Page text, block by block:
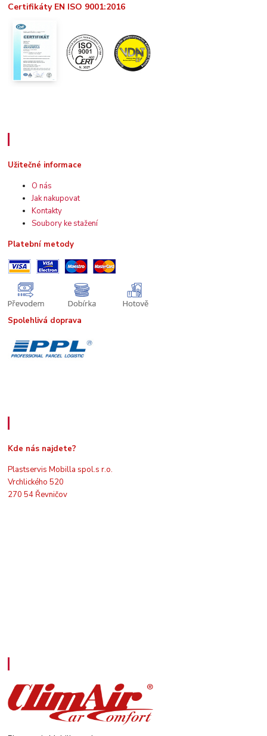
Certifikáty EN ISO 9001:2016
Užitečné informace
O nás
Jak nakupovat
Kontakty
Soubory ke stažení
Platební metody
Spolehlivá doprava
Kde nás najdete?
Plastservis Mobilla spol.s r.o.
Vrchlického 520
270 54 Řevničov